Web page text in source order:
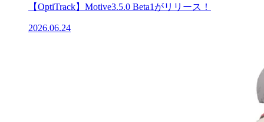
【OptiTrack】Motive3.5.0 Beta1がリリース！
2026.06.24